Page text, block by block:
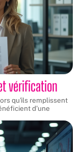
vérification
qu'ils remplissent
d'une